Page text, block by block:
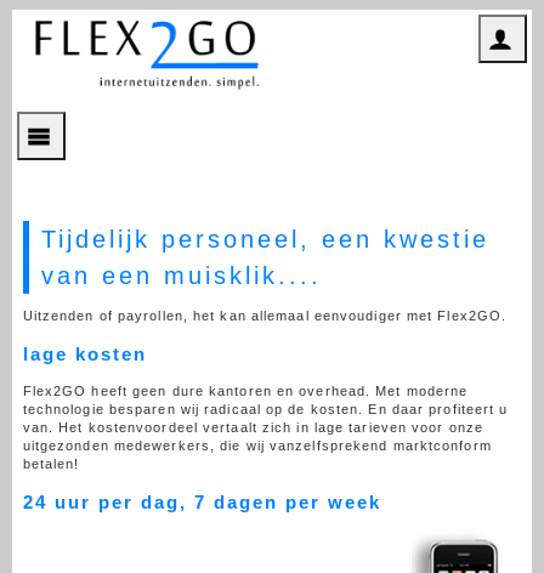
Tijdelijk personeel, een kwestie
van een muisklik....
Uitzenden of payrollen, het kan allemaal eenvoudiger met Flex2GO.
lage kosten
Flex2GO heeft geen dure kantoren en overhead. Met moderne
technologie besparen wij radicaal op de kosten. En daar profiteert u
van. Het kostenvoordeel vertaalt zich in lage tarieven voor onze
uitgezonden medewerkers, die wij vanzelfsprekend marktconform
betalen!
24 uur per dag, 7 dagen per week